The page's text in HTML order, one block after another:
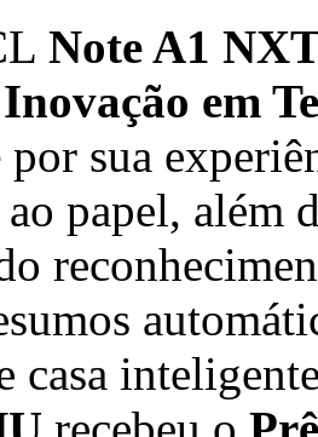
Note A1
em
por sua
ao papel,
casa